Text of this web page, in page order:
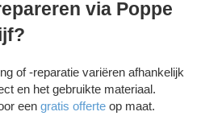
via Poppe
of -reparatie variëren afhankelijk
en het gebruikte materiaal.
een gratis offerte op maat.